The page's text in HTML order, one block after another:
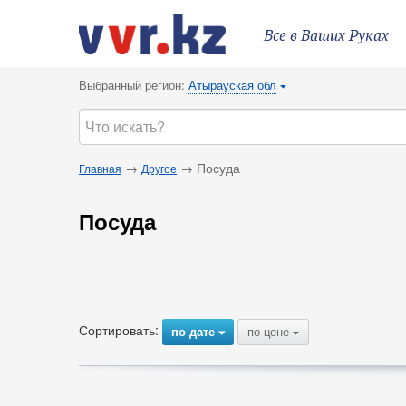
Все в Ваших Руках
Выбранный регион: Атырауская обл {
Главная → Другое → Посуда
Посуда
Сортировать: по дате{ по цене {